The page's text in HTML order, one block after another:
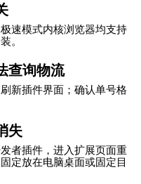
速模式内核浏览器均支持
。
查询物流
新插件界面；确认单号格
失
者插件，进入扩展页面重
定放在电脑桌面或固定目